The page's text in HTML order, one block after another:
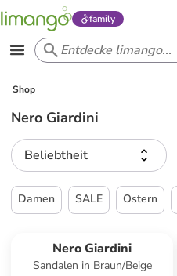
family
Shop
Nero Giardini
Beliebtheit
Damen SALE Ostern
Nero Giardini
Sandalen in Braun/Beige